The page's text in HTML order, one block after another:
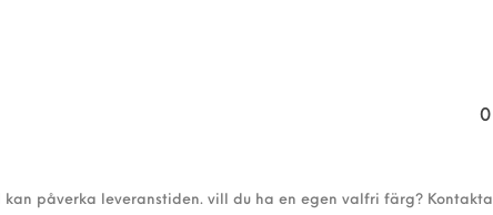
0
påverka leveranstiden. vill du ha en egen valfri färg? Kontakta